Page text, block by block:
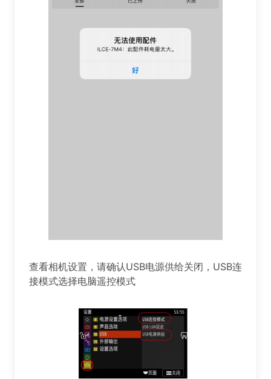
查看相机设置，请确认USB电源供给关闭，USB连
接模式选择电脑遥控模式